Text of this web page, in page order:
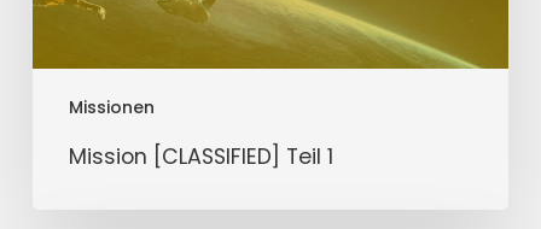
Missionen
Mission [CLASSIFIED] Teil 1